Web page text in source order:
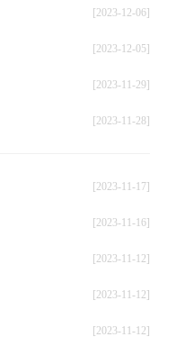
[2023-12-06]
[2023-12-05]
[2023-11-29]
[2023-11-28]
[2023-11-17]
[2023-11-16]
[2023-11-12]
[2023-11-12]
[2023-11-12]